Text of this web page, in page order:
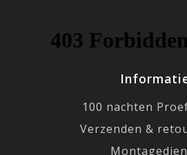
100 nachten
Verzenden &